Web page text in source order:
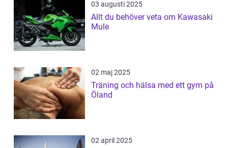
03 augusti 2025
Allt du behöver veta om Kawasaki
Mule
02 maj 2025
Träning och hälsa med ett gym på
Öland
02 april 2025